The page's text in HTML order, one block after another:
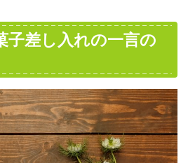
子差し入れの一言の